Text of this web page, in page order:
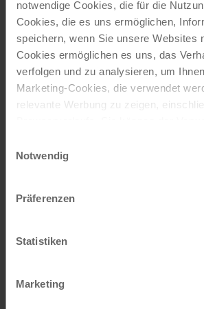
notwendige Cookies, die für die
Cookies, die es uns ermöglichen,
speichern, wenn Sie unsere
Cookies ermöglichen es uns, das
verfolgen und zu analysieren, um
Marketing-Cookies, die verwendet
relevante Werbung zu zeigen,
entscheiden, nur notwendige Cookies
Impressum
Notwendig
Präferenzen
Statistiken
Marketing
Radreise ab Eichstätt am
Hotel Das Altmühltal aus - 6 x
Frühstücksbuffet,…